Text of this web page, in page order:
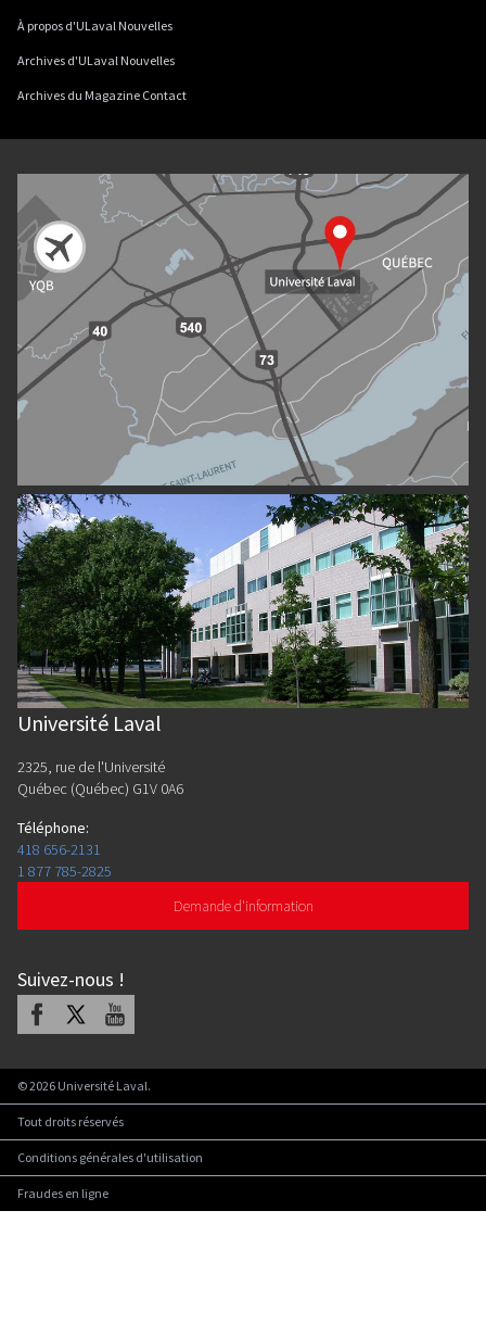
À propos d'ULaval Nouvelles
Archives d'ULaval Nouvelles
Archives du Magazine Contact
Université Laval
2325, rue de l'Université
Québec (Québec) G1V 0A6
Téléphone:
418 656-2131
1 877 785-2825
Demande d'information
Suivez-nous !
Facebook Youtube
©2026 Université Laval.
Tout droits réservés
Conditions générales d'utilisation
Fraudes en ligne